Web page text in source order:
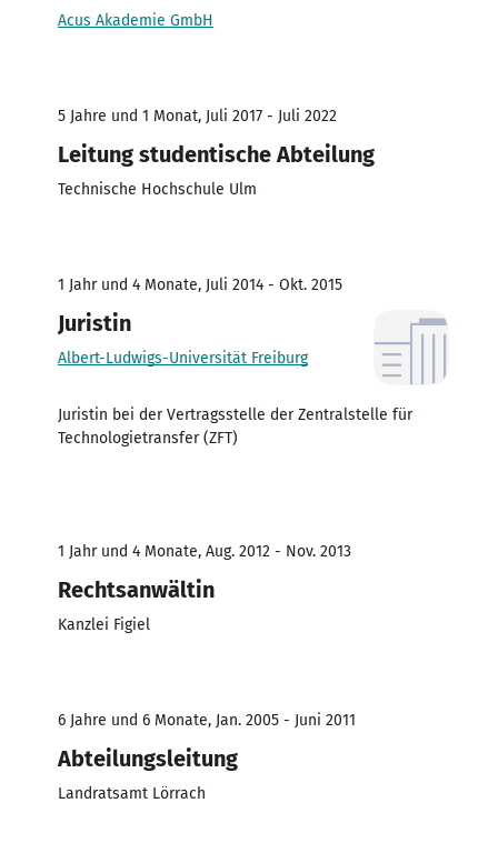
Acus Akademie GmbH
5 Jahre und 1 Monat, Juli 2017 - Juli 2022
Leitung studentische Abteilung
Technische Hochschule Ulm
1 Jahr und 4 Monate, Juli 2014 - Okt. 2015
Juristin
Albert-Ludwigs-Universität Freiburg
Juristin bei der Vertragsstelle der Zentralstelle für
Technologietransfer (ZFT)
1 Jahr und 4 Monate, Aug. 2012 - Nov. 2013
Rechtsanwältin
Kanzlei Figiel
6 Jahre und 6 Monate, Jan. 2005 - Juni 2011
Abteilungsleitung
Landratsamt Lörrach